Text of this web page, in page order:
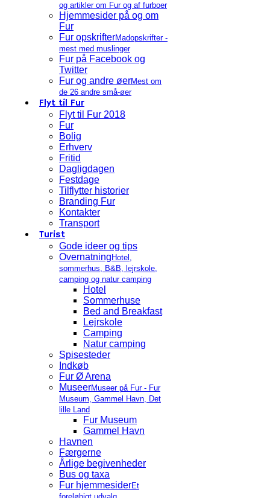
og artikler om Fur og af furboer
Hjemmesider på og om
Fur
Fur opskrifterMadopskrifter -
mest med muslinger
Fur på Facebook og
Twitter
Fur og andre øerMest om
de 26 andre små-øer
Flyt til Fur
Flyt til Fur 2018
Fur
Bolig
Erhverv
Fritid
Dagligdagen
Festdage
Tilflytter historier
Branding Fur
Kontakter
Transport
Turist
Gode ideer og tips
Overnatning Hotel,
sommerhus, B&B, lejrskole,
camping og natur camping
Hotel
Sommerhuse
Bed and Breakfast
Lejrskole
Camping
Natur camping
Spisesteder
Indkøb
Fur Ø Arena
MuseerMuseer på Fur - Fur
Museum, Gammel Havn, Det
lille Land
Fur Museum
Gammel Havn
Havnen
Færgerne
Årlige begivenheder
Bus og taxa
Fur hjemmesiderEt